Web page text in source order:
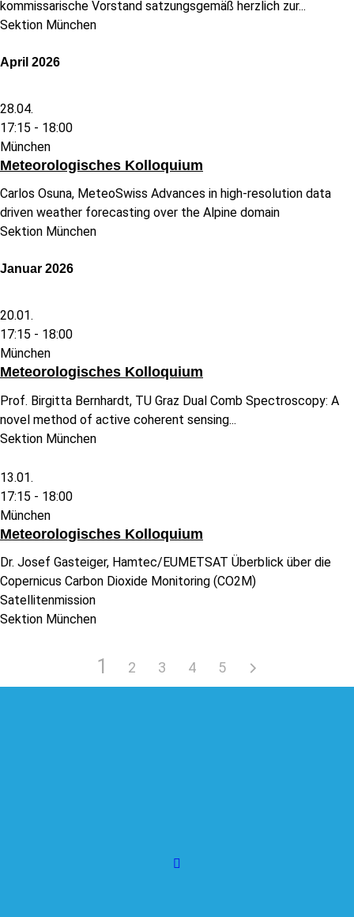
kommissarische Vorstand satzungsgemäß herzlich zur...
Sektion München
April 2026
28.04.
17:15 - 18:00
München
Meteorologisches Kolloquium
Carlos Osuna, MeteoSwiss Advances in high-resolution data
driven weather forecasting over the Alpine domain
Sektion München
Januar 2026
20.01.
17:15 - 18:00
München
Meteorologisches Kolloquium
Prof. Birgitta Bernhardt, TU Graz Dual Comb Spectroscopy: A
novel method of active coherent sensing...
Sektion München
13.01.
17:15 - 18:00
München
Meteorologisches Kolloquium
Dr. Josef Gasteiger, Hamtec/EUMETSAT Überblick über die
Copernicus Carbon Dioxide Monitoring (CO2M)
Satellitenmission
Sektion München
1 2 3 4 5